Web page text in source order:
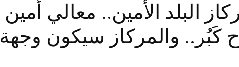
البلد الأمين.. معالي
كَبُر.. والمركاز سيكون وجهة